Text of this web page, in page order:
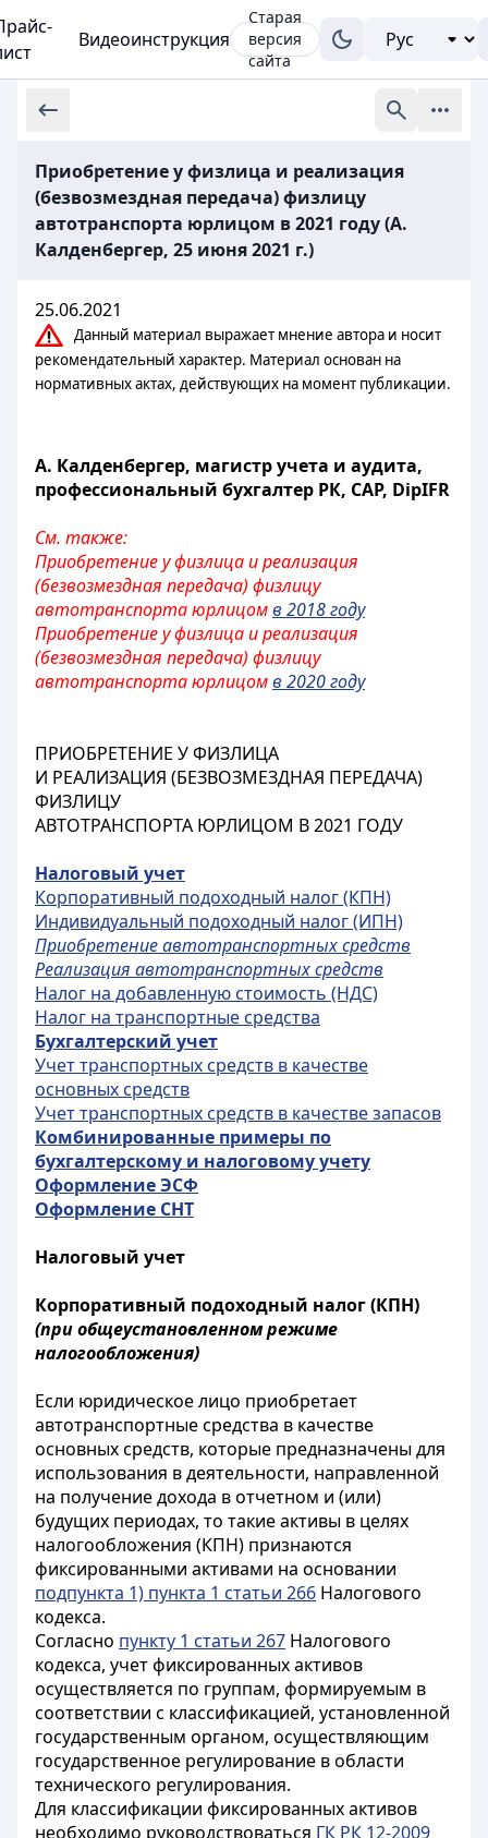
Видеоинструкция
Старая
версия
сайта
Приобретение у физлица и реализация
(безвозмездная передача) физлицу
автотранспорта юрлицом в 2021 году (А.
Калденбергер, 25 июня 2021 г.)
25.06.2021
Данный материал выражает мнение автора и носит
рекомендательный характер. Материал основан на
нормативных актах, действующих на момент публикации.
А. Калденбергер, магистр учета и аудита,
профессиональный бухгалтер РК, CAP, DipIFR
См. также:
Приобретение у физлица и реализация
(безвозмездная передача) физлицу
автотранспорта юрлицомв 2018 году
Приобретение у физлица и реализация
(безвозмездная передача) физлицу
автотранспорта юрлицомв 2020 году
ПРИОБРЕТЕНИЕ У ФИЗЛИЦА
И РЕАЛИЗАЦИЯ (БЕЗВОЗМЕЗДНАЯ ПЕРЕДАЧА)
ФИЗЛИЦУ
АВТОТРАНСПОРТА ЮРЛИЦОМ В 2021 ГОДУ
Налоговый учет
Корпоративный подоходный налог (КПН)
Индивидуальный подоходный налог (ИПН)
Приобретение автотранспортных средств
Реализация автотранспортных средств
Налог на добавленную стоимость (НДС)
Налог на транспортные средства
Бухгалтерский учет
Учет транспортных средств в качестве
основных средств
Учет транспортных средств в качестве запасов
Комбинированные примеры по
бухгалтерскому и налоговому учету
Оформление ЭСФ
Оформление СНТ
Налоговый учет
Корпоративный подоходный налог (КПН)
(при общеустановленном режиме
налогообложения)
Если юридическое лицо приобретает
автотранспортные средства в качестве
основных средств, которые предназначены для
использования в деятельности, направленной
на получение дохода в отчетном и (или)
будущих периодах, то такие активы в целях
налогообложения (КПН) признаются
фиксированными активами на основании
подпункта 1) пункта 1 статьи 266 Налогового
кодекса.
Согласно пункту 1 статьи 267 Налогового
кодекса, учет фиксированных активов
осуществляется по группам, формируемым в
соответствии с классификацией, установленной
государственным органом, осуществляющим
государственное регулирование в области
технического регулирования.
Для классификации фиксированных активов
необходимо руководствоваться ГК РК 12-2009